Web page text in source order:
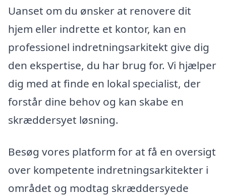
Uanset om du ønsker at renovere dit
hjem eller indrette et kontor, kan en
professionel indretningsarkitekt give dig
den ekspertise, du har brug for. Vi hjælper
dig med at finde en lokal specialist, der
forstår dine behov og kan skabe en
skræddersyet løsning.
Besøg vores platform for at få en oversigt
over kompetente indretningsarkitekter i
området og modtag skræddersyede